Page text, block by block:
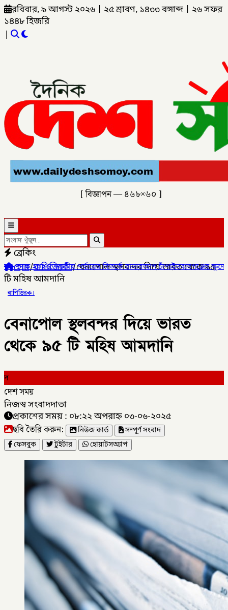
রবিবার, ৯ আগস্ট ২০২৬ ২৫ শ্রাবণ, ১৪৩৩ বঙ্গাব্দ
২৬ সফর
১৪৪৮ হিজরি
|
[ বিজ্ঞাপন — ৪৬৮×৬০ ]
ব্রেকিং
পর্যায়ের বিতর্কে রানারআপ চাঁপাইনবাবগঞ্জের ক্ষুদে বিতার্কিকরা,✦
হোম/বাণিজ্যিক।/বেনাপোল স্থলবন্দর দিয়ে ভারত থেকে ৯৫
টি মহিষ আমদানি
বাণিজ্যিক।
বেনাপোল স্থলবন্দর দিয়ে ভারত
থেকে ৯৫ টি মহিষ আমদানি
দ
দেশ সময়
নিজস্ব সংবাদদাতা
প্রকাশের সময় : ০৮:২২ অপরাহ্ন ০৩-০৬-২০২৫
ছবি তৈরি করুন: নিউজ কার্ড
সম্পূর্ণ সংবাদ
ফেসবুক
টুইটার হোয়াটসঅ্যাপ